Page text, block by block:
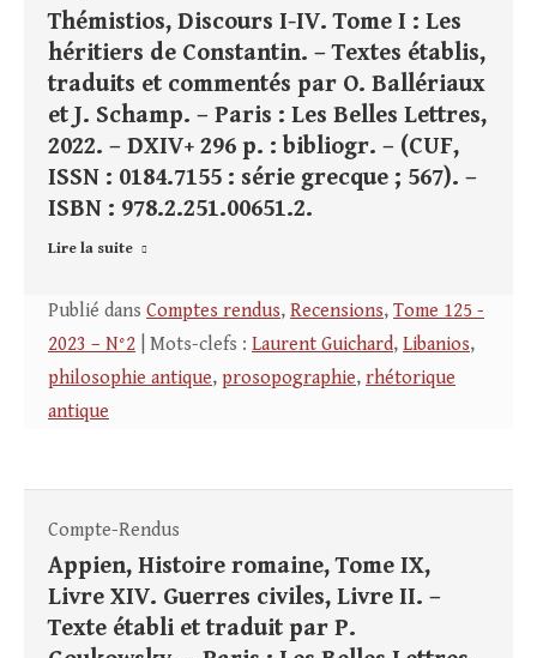
Thémistios, Discours I-IV. Tome I : Les
héritiers de Constantin. – Textes établis,
traduits et commentés par O. Ballériaux
et J. Schamp. – Paris : Les Belles Lettres,
2022. – DXIV+ 296 p. : bibliogr. – (CUF,
ISSN : 0184.7155 : série grecque ; 567). –
ISBN : 978.2.251.00651.2.
Lire la suite
Publié dans Comptes rendus, Recensions, Tome 125 -
2023 – N°2 | Mots-clefs : Laurent Guichard, Libanios,
philosophie antique, prosopographie, rhétorique
antique
Compte-Rendus
Appien, Histoire romaine, Tome IX,
Livre XIV. Guerres civiles, Livre II. –
Texte établi et traduit par P.